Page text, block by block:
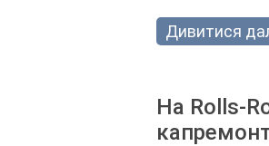
Дивитися
На Rolls-